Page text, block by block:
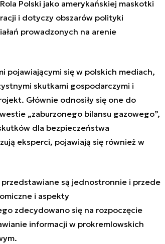
Polski jako amerykańskiej maskotki
i dotyczy obszarów polityki
prowadzonych na arenie
pojawiającymi się w polskich mediach,
skutkami gospodarczymi i
Głównie odnosiły się one do
„zaburzonego bilansu gazowego”,
dla bezpieczeństwa
eksperci, pojawiają się również w
są jednostronnie i przede
i aspekty
zdecydowano się na rozpoczęcie
informacji w prokremlowskich